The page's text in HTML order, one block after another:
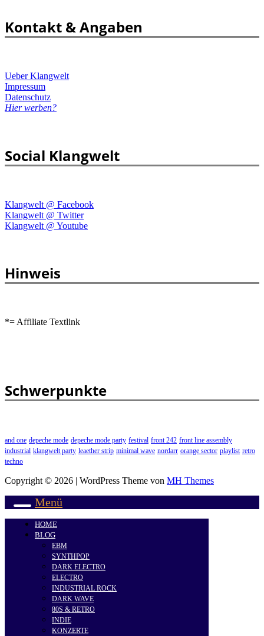
Kontakt & Angaben
Ueber Klangwelt
Impressum
Datenschutz
Hier werben?
Social Klangwelt
Klangwelt @ Facebook
Klangwelt @ Twitter
Klangwelt @ Youtube
Hinweis
*= Affiliate Textlink
Schwerpunkte
and one depeche mode depeche mode party festival front 242 front line assembly
industrial klangwelt party leaether strip minimal wave nordarr orange sector playlist retro
techno
Copyright © 2026 | WordPress Theme von MH Themes
Menü
HOME
BLOG
EBM
SYNTHPOP
DARK ELECTRO
ELECTRO
INDUSTRIAL ROCK
DARK WAVE
80S & RETRO
INDIE
KONZERTE